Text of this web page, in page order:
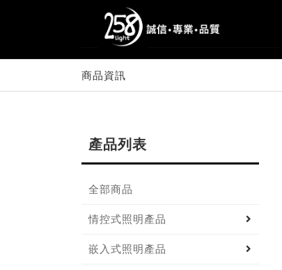
商品資訊
產品列表
全部商品
情控式照明產品
嵌入式照明產品